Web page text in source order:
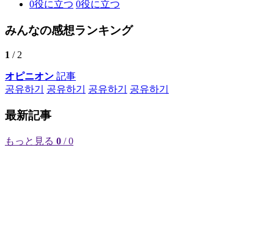
0役に立つ 0役に立つ
みんなの感想ランキング
1 / 2
オピニオン 記事
공유하기
공유하기 공유하기 공유하기
最新記事
もっと見る 0 / 0